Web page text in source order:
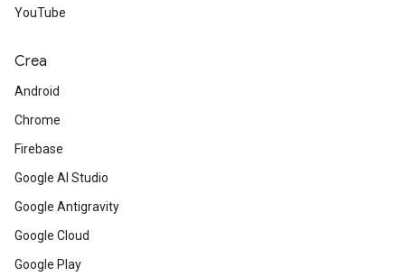
YouTube
Crea
Android
Chrome
Firebase
Google AI Studio
Google Antigravity
Google Cloud
Google Play